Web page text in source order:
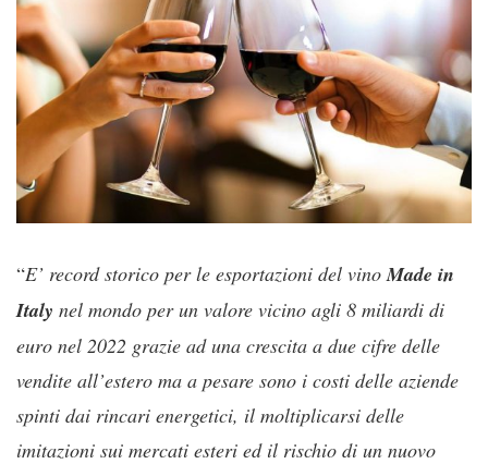
“E’ record storico per le esportazioni del vinoMade in
Italy nel mondo per un valore vicino agli 8 miliardi di
euro nel 2022 grazie ad una crescita a due cifre delle
vendite all’estero ma a pesare sono i costi delle aziende
spinti dai rincari energetici, il moltiplicarsi delle
imitazioni sui mercati esteri ed il rischio di un nuovo